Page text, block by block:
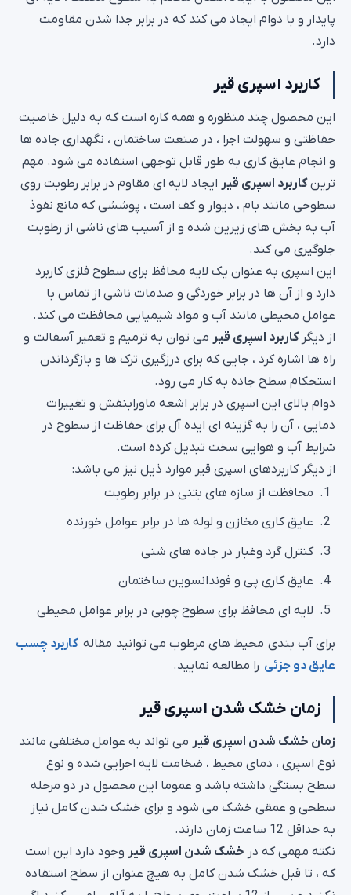
پایدار و با دوام ایجاد می کند که در برابر جدا شدن مقاومت
دارد.
کاربرد اسپری قیر
حفاظتی و سهولت اجرا ، در صنعت ساختمان ، نگهداری جاده ها
و انجام عایق کاری به طور قابل توجهی استفاده می شود. مهم
ترین
کاربرد اسپری قیر
ایجاد لایه ای مقاوم در برابر رطوبت روی
سطوحی مانند بام ، دیوار و کف است ، پوششی که مانع نفوذ
آب به بخش های زیرین شده و از آسیب های ناشی از رطوبت
جلوگیری می کند.
این اسپری به عنوان یک لایه محافظ برای سطوح فلزی کاربرد
دارد و از آن ها در برابر خوردگی و صدمات ناشی از تماس با
عوامل محیطی مانند آب و مواد شیمیایی محافظت می کند.
از دیگر
کاربرد اسپری قیر می توان به ترمیم و تعمیر آسفالت و
راه ها اشاره کرد ، جایی که برای درزگیری ترک ها و بازگرداندن
استحکام سطح جاده به کار می رود.
دوام بالای این اسپری در برابر اشعه ماورابنفش و تغییرات
دمایی ، آن را به گزینه ای ایده آل برای حفاظت از سطوح در
شرایط آب و هوایی سخت تبدیل کرده است.
از دیگر کاربردهای اسپری قیر موارد ذیل نیز می باشد:
محافظت از سازه های بتنی در برابر رطوبت
عایق کاری پی و فوندانسوین ساختمان
لایه ای محافظ برای سطوح چوبی در برابر عوامل محیطی
برای آب بندی محیط های مرطوب می توانید مقاله
کاربرد چسب
عایق دو جزئی
را مطالعه نمایید.
زمان خشک شدن اسپری قیر
زمان خشک شدن اسپری قیر
نوع اسپری ، دمای محیط ، ضخامت لایه اجرایی شده و نوع
سطح بستگی داشته باشد و عموما این محصول در دو مرحله
سطحی و عمقی خشک می شود و برای خشک شدن کامل نیاز
به حداقل 12 ساعت زمان دارند.
نکته مهمی که در
خشک شدن اسپری قیر
که ، تا قبل خشک شدن کامل به هیچ عنوان از سطح استفاده
نکنید و پس از 12 ساعت روی سطح را به آرامی لمس کنید اگر